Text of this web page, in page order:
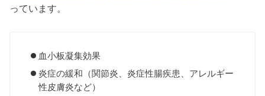
っています。
血小板凝集効果
炎症の緩和（関節炎、炎症性腸疾患、アレルギー
性皮膚炎など）